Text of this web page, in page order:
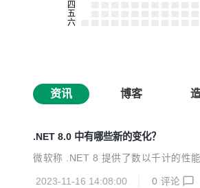
资讯 博客
.NET 8.0 中有哪些新的变化？
微软称 .NET 8 提供了数以千计的性
2023-11-16 14:08:00 0 评论